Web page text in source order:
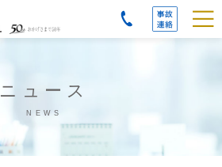
事故
時の
ご連
ニュース
NEWS